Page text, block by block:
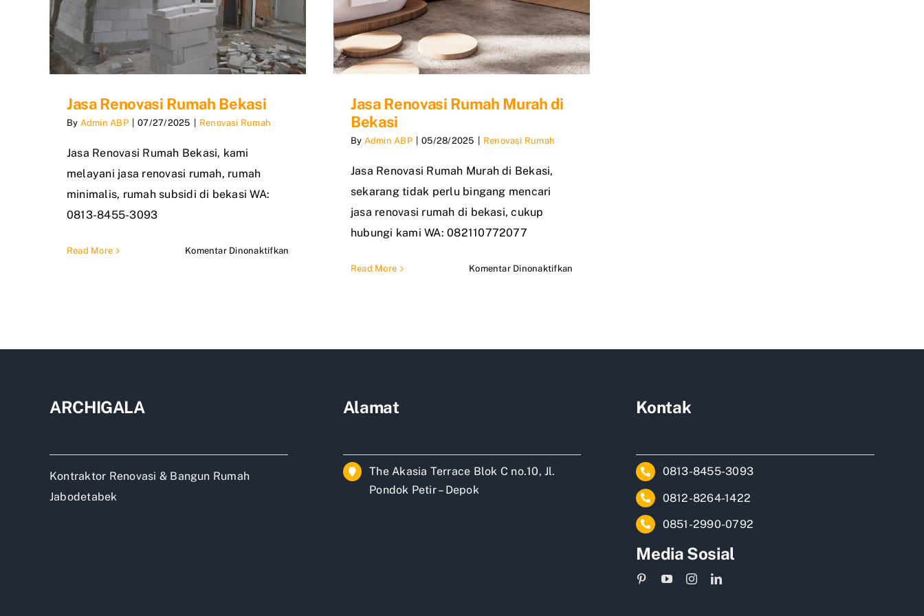
Jasa Renovasi Rumah Bekasi
By Admin ABP 07/27/2025 Renovasi Rumah
Jasa Renovasi Rumah Bekasi, kami
melayani jasa renovasi rumah, rumah
minimalis, rumah subsidi di bekasi WA:
0813-8455-3093
Read More Komentar Dinonaktifkan
Jasa Renovasi Rumah Murah di
Bekasi
By Admin ABP 05/28/2025 Renovasi Rumah
Jasa Renovasi Rumah Murah di Bekasi,
sekarang tidak perlu bingang mencari
jasa renovasi rumah di bekasi, cukup
hubungi kami WA: 082110772077
Read More Komentar Dinonaktifkan
di
ARCHIGALA
Kontraktor Renovasi & Bangun Rumah
Jabodetabek
Alamat
The Akasia Terrace Blok C no.10, Jl.
Pondok Petir – Depok
Kontak
0813-8455-3093
0812-8264-1422
0851-2990-0792
Media Sosial